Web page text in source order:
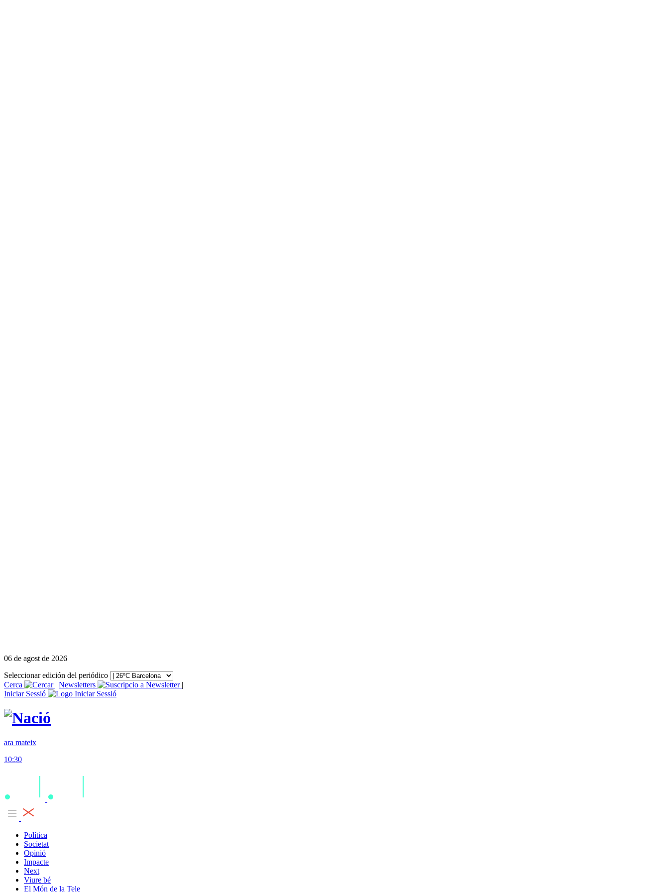
06 de agost de 2026
Seleccionar edición del periódico
Cerca
| Newsletters
|
Iniciar Sessió
ara mateix
10:30
Política
Societat
Opinió
Impacte
Next
Viure bé
El Món de la Tele